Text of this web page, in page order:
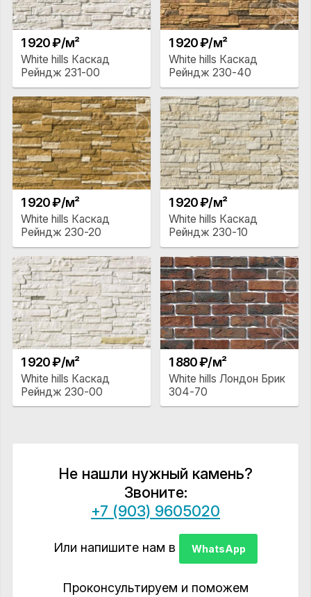
1 920 ₽/м²
White hills Каскад
Рейндж 231-00
1 920 ₽/м²
White hills Каскад
Рейндж 230-40
1 920 ₽/м²
White hills Каскад
Рейндж 230-20
1 920 ₽/м²
White hills Каскад
Рейндж 230-10
1 920 ₽/м²
White hills Каскад
Рейндж 230-00
1 880 ₽/м²
White hills Лондон Брик
304-70
Не нашли нужный камень?
Звоните:
+7 (903) 9605020
Или напишите нам в WhatsApp
Проконсультируем и поможем